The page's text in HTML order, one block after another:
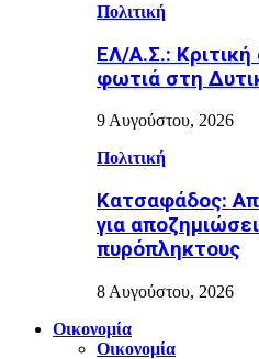
Πολιτική
ΕΛ/Α.Σ.: Κριτική
φωτιά στη
9 Αυγούστου, 2026
Πολιτική
Κατσαφάδος:
για
πυρόπληκτους
8 Αυγούστου, 2026
Οικονομία
Οικονομία